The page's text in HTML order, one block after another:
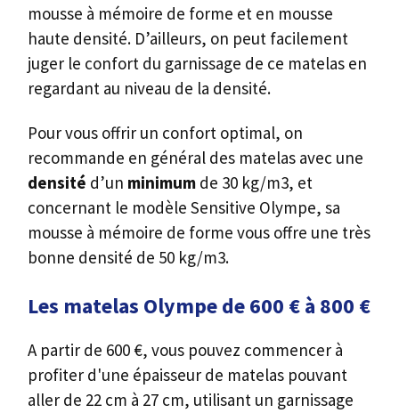
mousse à mémoire de forme et en mousse
haute densité. D’ailleurs, on peut facilement
juger le confort du garnissage de ce matelas en
regardant au niveau de la densité.
Pour vous offrir un confort optimal, on
recommande en général des matelas avec une
densité d’un minimum de 30 kg/m3, et
concernant le modèle Sensitive Olympe, sa
mousse à mémoire de forme vous offre une très
bonne densité de 50 kg/m3.
Les matelas Olympe de 600 € à 800 €
A partir de 600 €, vous pouvez commencer à
profiter d'une épaisseur de matelas pouvant
aller de 22 cm à 27 cm, utilisant un garnissage